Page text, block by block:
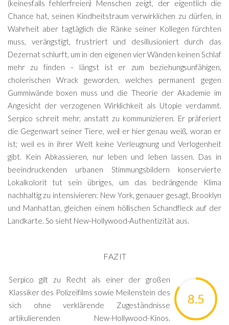
(keinesfalls fehlerfreien) Menschen zeigt, der eigentlich die
Chance hat, seinen Kindheitstraum verwirklichen zu dürfen, in
Wahrheit aber tagtäglich die Ränke seiner Kollegen fürchten
muss, verängstigt, frustriert und desillusioniert durch das
Dezernat schlurft, um in den eigenen vier Wänden keinen Schlaf
mehr zu finden – längst ist er zum beziehungsunfähigen,
cholerischen Wrack geworden, welches permanent gegen
Gummiwände boxen muss und die Theorie der Akademie im
Angesicht der verzogenen Wirklichkeit als Utopie verdammt.
Serpico schreit mehr, anstatt zu kommunizieren. Er präferiert
die Gegenwart seiner Tiere, weil er hier genau weiß, woran er
ist; weil es in ihrer Welt keine Verleugnung und Verlogenheit
gibt. Kein Abkassieren, nur leben und leben lassen. Das in
beeindruckenden urbanen Stimmungsbildern konservierte
Lokalkolorit tut sein übriges, um das bedrängende Klima
nachhaltig zu intensivieren: New York, genauer gesagt, Brooklyn
und Manhattan, gleichen einem höllischen Schandfleck auf der
Landkarte. So sieht New-Hollywood-Authentizität aus.
FAZIT
8.5
Serpico gilt zu Recht als einer der großen
Klassiker des Polizeifilms sowie Meilenstein des
sich ohne verklärende Zugeständnisse
artikulierenden New-Hollywood-Kinos.